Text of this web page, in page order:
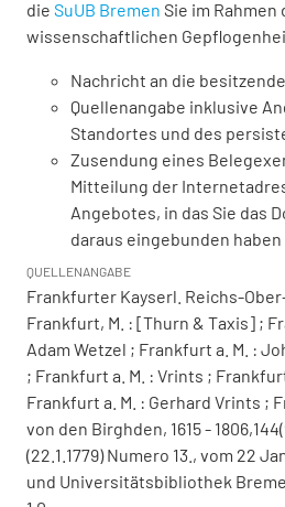
die SuUB Bremen Sie im
wissenschaftlichen
Nachricht an die
Quellenangabe inklusive
Standortes und des
Zusendung eines
Mitteilung der
Angebotes, in das Sie das
daraus eingebunden haben
QUELLENANGABE
Frankfurter Kayserl. Reichs-
Frankfurt, M. : [Thurn & Taxis] ;
Adam Wetzel ; Frankfurt a. M. :
; Frankfurt a. M. : Vrints ;
Frankfurt a. M. : Gerhard Vrints ;
von den Birghden, 1615 -
(22.1.1779) Numero 13., vom 22
und Universitätsbibliothek